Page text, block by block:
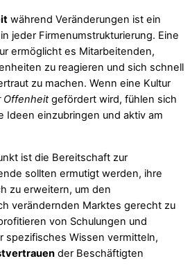
während Veränderungen ist ein
jeder Firmenumstrukturierung. Eine
ermöglicht es Mitarbeitenden,
zu reagieren und sich schnell
zu machen. Wenn eine Kultur
Offenheitgefördert wird, fühlen sich
Ideen einzubringen und aktiv am
ist die Bereitschaft zur
sollten ermutigt werden, ihre
zu erweitern, um den
verändernden Marktes gerecht zu
von Schulungen und
spezifisches Wissen vermitteln,
der Beschäftigten